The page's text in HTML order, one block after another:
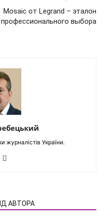
Mosaic от Legrand – эталон
профессионального выбора
журналістів України.
АВТОРА